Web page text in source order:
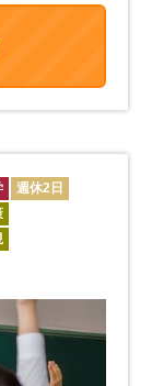
週休2日